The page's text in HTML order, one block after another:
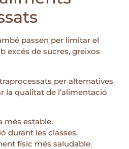
passen per limitar el
excés de sucres, greixos
per alternatives
la qualitat de l’alimentació
més estable.
durant les classes.
físic més saludable.